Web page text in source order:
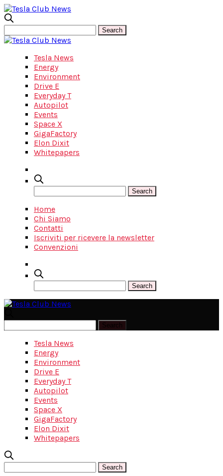
Tesla News
Energy
Environment
Drive E
Everyday T
Autopilot
Events
Space X
GigaFactory
Elon Dixit
Whitepapers
Home
Chi Siamo
Contatti
Iscriviti per ricevere la newsletter
Convenzioni
Tesla News
Energy
Environment
Drive E
Everyday T
Autopilot
Events
Space X
GigaFactory
Elon Dixit
Whitepapers